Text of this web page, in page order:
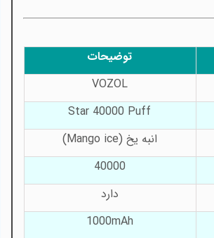
توضیحات
VOZOL
Star 40000 Puff
انبه یخ (Mango ice)
40000
دارد
1000mAh